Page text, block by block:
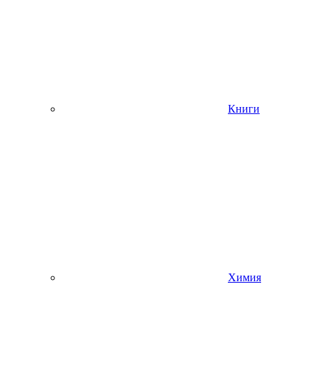
Книги
Химия